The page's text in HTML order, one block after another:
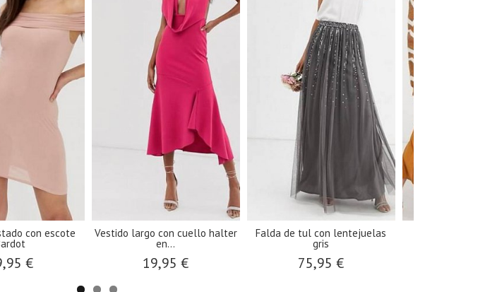
con escote
€
Vestido largo con cuello halter
en...
19,95 €
Falda de tul con lentejuelas
gris
75,95 €